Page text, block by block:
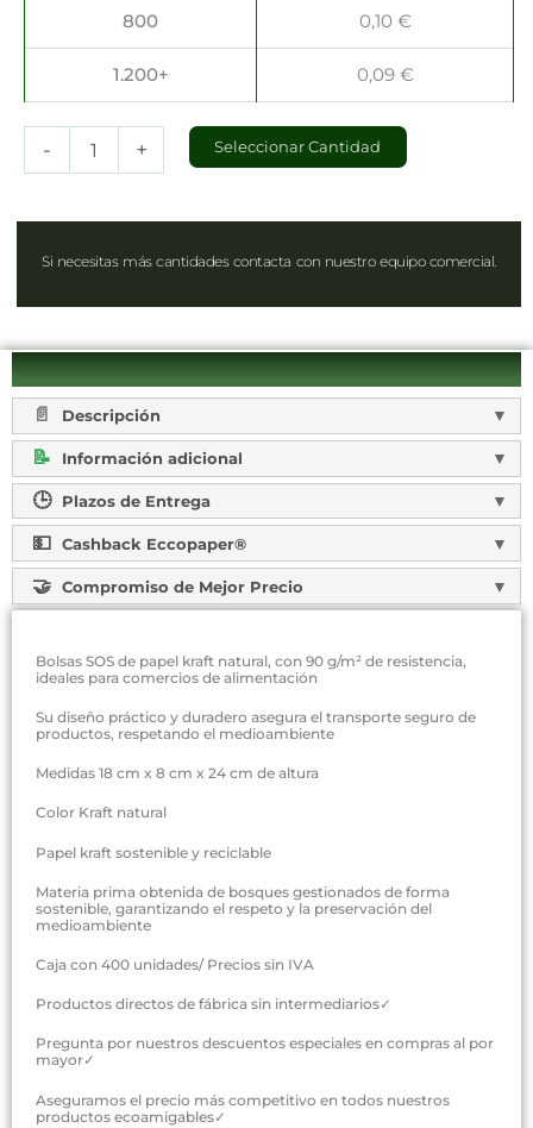
800 0,10 €
1.200+ 0,09 €
- + Seleccionar Cantidad
Si necesitas más cantidades contacta con nuestro equipo comercial.
Descripción
Información adicional
Plazos de Entrega
Cashback Eccopaper®
Compromiso de Mejor Precio
Bolsas SOS de papel kraft natural, con 90 g/m² de resistencia,
ideales para comercios de alimentación
Su diseño práctico y duradero asegura el transporte seguro de
productos, respetando el medioambiente
Medidas 18 cm x 8 cm x 24 cm de altura
Color Kraft natural
Papel kraft sostenible y reciclable
Materia prima obtenida de bosques gestionados de forma
sostenible, garantizando el respeto y la preservación del
medioambiente
Caja con 400 unidades/ Precios sin IVA
Productos directos de fábrica sin intermediarios✓
Pregunta por nuestros descuentos especiales en compras al por
mayor✓
Aseguramos el precio más competitivo en todos nuestros
productos ecoamigables✓